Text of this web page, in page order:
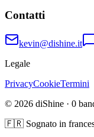
Contatti
kevin@dishine.it
Legale
PrivacyCookieTermini
© 2026 diShine · 0
🇫🇷 Sognato in